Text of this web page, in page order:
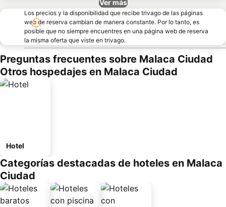
Ver más
Los precios y la disponibilidad que recibe trivago de las páginas
web de reserva cambian de manera constante. Por lo tanto, es
posible que no siempre encuentres en una página web de reserva
la misma oferta que viste en trivago.
Preguntas frecuentes sobre Malaca Ciudad
Otros hospedajes en Malaca Ciudad
Hotel
Categorías destacadas de hoteles en Malaca
Ciudad